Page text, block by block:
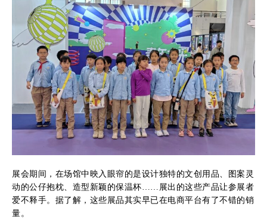
展会期间，在场馆中映入眼帘的是设计独特的文创用品、图案灵
动的公仔抱枕、造型新颖的保温杯……展出的这些产品让参展者
爱不释手。据了解，这些展品其实早已在电商平台有了不错的销
量。